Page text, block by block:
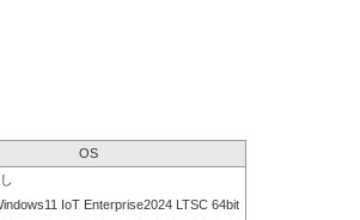
OS
IoT Enterprise2024 LTSC 64bit